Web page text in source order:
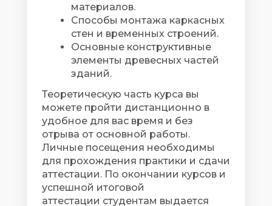
материалов.
Способы монтажа каркасных
стен и временных строений.
Основные конструктивные
элементы древесных частей
зданий.
Теоретическую часть курса вы
можете пройти дистанционно в
удобное для вас время и без
отрыва от основной работы.
Личные посещения необходимы
для прохождения практики и сдачи
аттестации. По окончании курсов и
успешной итоговой
аттестации студентам выдается